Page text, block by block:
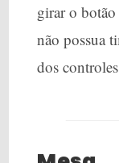
girar o
não possua
dos